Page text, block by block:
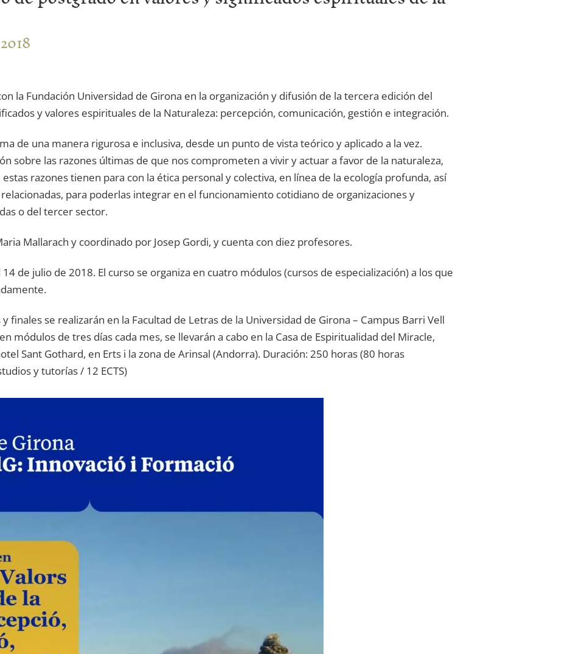
2018
la Fundación Universidad de Girona en la organización y difusión de la tercera edición del
y valores espirituales de la Naturaleza: percepción, comunicación, gestión e integración.
de una manera rigurosa e inclusiva, desde un punto de vista teórico y aplicado a la vez.
sobre las razones últimas de que nos comprometen a vivir y actuar a favor de la naturaleza,
razones tienen para con la ética personal y colectiva, en línea de la ecología profunda, así
para poderlas integrar en el funcionamiento cotidiano de organizaciones y
o del tercer sector.
Mallarach y coordinado por Josep Gordi, y cuenta con diez profesores.
de julio de 2018. El curso se organiza en cuatro módulos (cursos de especialización) a los que
y finales se realizarán en la Facultad de Letras de la Universidad de Girona – Campus Barri Vell
módulos de tres días cada mes, se llevarán a cabo en la Casa de Espiritualidad del Miracle,
Sant Gothard, en Erts i la zona de Arinsal (Andorra). Duración: 250 horas (80 horas
y tutorías / 12 ECTS)